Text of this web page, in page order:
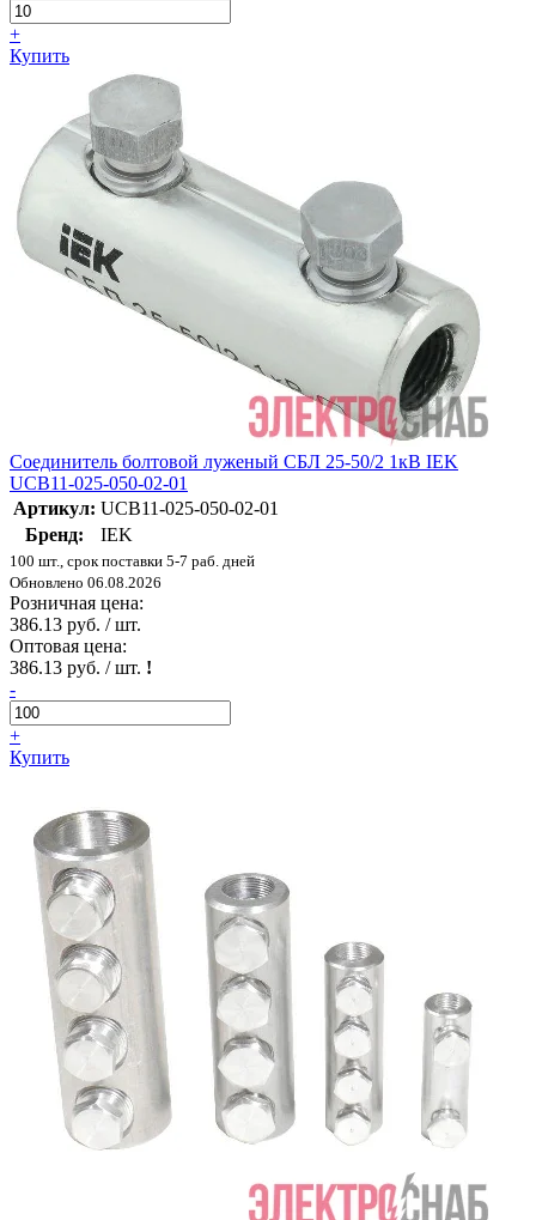
+
Купить
Соединитель болтовой луженый СБЛ 25-50/2 1кВ IEK
UCB11-025-050-02-01
Артикул: UCB11-025-050-02-01
Бренд:
IEK
100 шт., срок поставки 5-7 раб. дней
Обновлено 06.08.2026
Розничная цена:
386.13 руб. / шт.
Оптовая цена:
386.13 руб. / шт. !
-
+
Купить